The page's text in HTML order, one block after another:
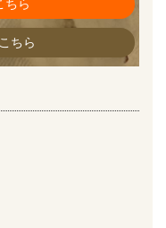
ちら
ちら